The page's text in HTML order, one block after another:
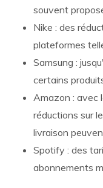
souvent
Nike : des
plateformes
Samsung :
certains
Amazon : avec
réductions sur
livraison
Spotify : des
abonnements